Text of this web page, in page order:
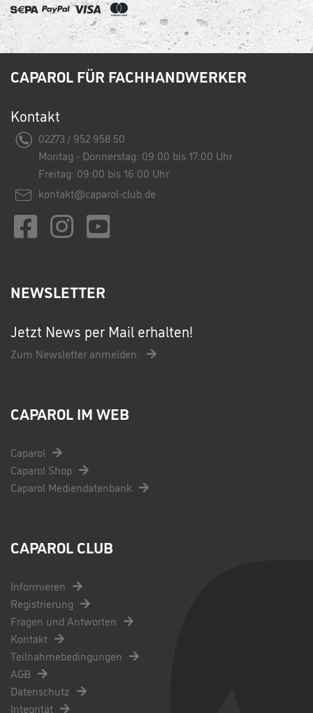
CAPAROL FÜR FACHHANDWERKER
Kontakt
02273 / 952 958 50
Montag - Donnerstag: 09:00 bis 17:00 Uhr
Freitag: 09:00 bis 16:00 Uhr
kontakt@caparol-club.de
NEWSLETTER
Jetzt News per Mail erhalten!
Zum Newsletter anmelden.
CAPAROL IM WEB
Caparol
Caparol Shop
Caparol Mediendatenbank
CAPAROL CLUB
Informieren
Registrierung
Fragen und Antworten
Kontakt
Teilnahmebedingungen
AGB
Datenschutz
Integrität